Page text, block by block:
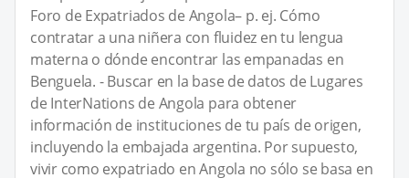
Foro de Expatriados de Angola– p. ej. Cómo
contratar a una niñera con fluidez en tu lengua
materna o dónde encontrar las empanadas en
Benguela. - Buscar en la base de datos de Lugares
de InterNations de Angola para obtener
información de instituciones de tu país de origen,
incluyendo la embajada argentina. Por supuesto,
vivir como expatriado en Angola no sólo se basa en